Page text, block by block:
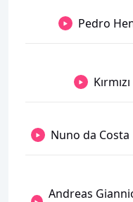
Pedro
Nuno da Costa
Andreas